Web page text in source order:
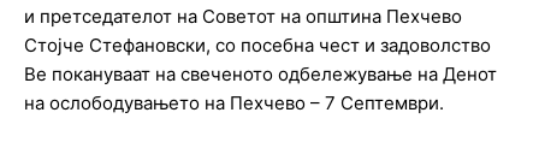
и претседателот на Советот на општина Пехчево
Стојче Стефановски, со посебна чест и задоволство
Ве покануваат на свеченото одбележување на Денот
на ослободувањето на Пехчево – 7 Септември.